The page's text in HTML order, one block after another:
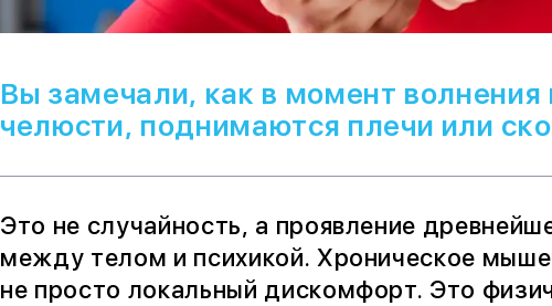
Вы замечали, как в момент
челюсти, поднимаются плечи или
Это не случайность, а проявление
между телом и психикой. Хроническое
не просто локальный дискомфорт. Это